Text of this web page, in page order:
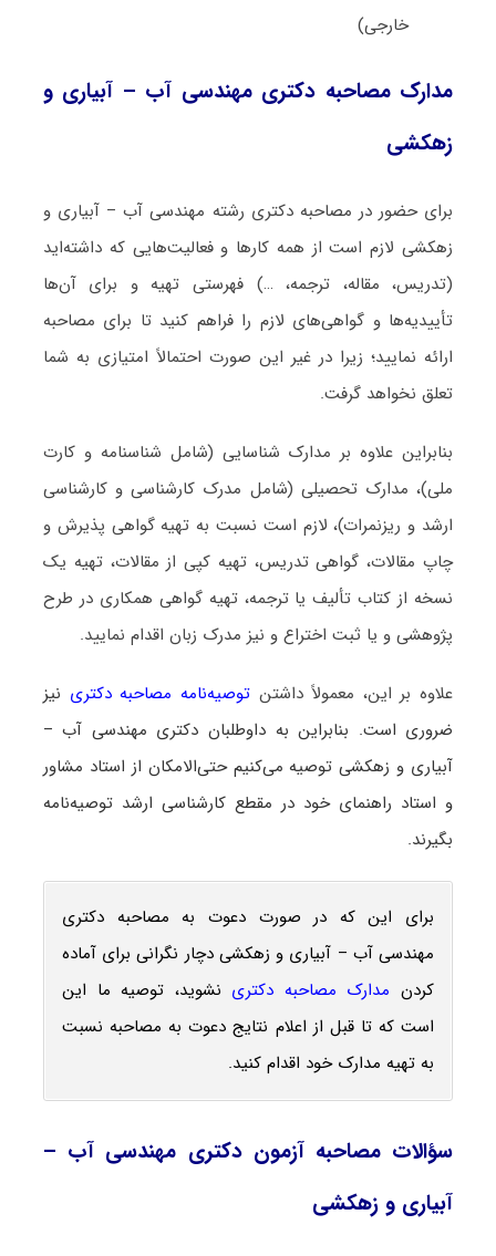
خارجی)
مدارک مصاحبه دکتری مهندسی آب – آبیاری و
زهکشی
برای حضور در مصاحبه دکتری رشته مهندسی آب – آبیاری و
زهکشی لازم است از همه کارها و فعالیت‌هایی که داشته‌اید
(تدریس، مقاله، ترجمه، …) فهرستی تهیه و برای آن‌ها
تأییدیه‌ها و گواهی‌های لازم را فراهم کنید تا برای مصاحبه
ارائه نمایید؛ زیرا در غیر این صورت احتمالاً امتیازی به شما
تعلق نخواهد گرفت.
بنابراین علاوه بر مدارک شناسایی (شامل شناسنامه و کارت
ملی)، مدارک تحصیلی (شامل مدرک کارشناسی و کارشناسی
ارشد و ریزنمرات)، لازم است نسبت به تهیه گواهی پذیرش و
چاپ مقالات، گواهی تدریس، تهیه کپی از مقالات، تهیه یک
نسخه از کتاب تألیف یا ترجمه، تهیه گواهی همکاری در طرح
پژوهشی و یا ثبت اختراع و نیز مدرک زبان اقدام نمایید.
علاوه بر این، معمولاً داشتنتوصیه‌نامه مصاحبه دکتری نیز
ضروری است. بنابراین به داوطلبان دکتری مهندسی آب –
آبیاری و زهکشی توصیه می‌کنیم حتی‌الامکان از استاد مشاور
و استاد راهنمای خود در مقطع کارشناسی ارشد توصیه‌نامه
بگیرند.
برای این که در صورت دعوت به مصاحبه دکتری
مهندسی آب – آبیاری و زهکشی دچار نگرانی برای آماده
کردن مدارک مصاحبه دکتری نشوید، توصیه ما این
است که تا قبل از اعلام نتایج دعوت به مصاحبه نسبت
به تهیه مدارک خود اقدام کنید.
سؤالات مصاحبه آزمون دکتری مهندسی آب –
آبیاری و زهکشی